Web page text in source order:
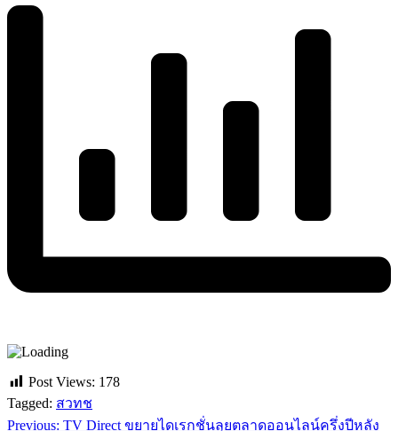
Post Views: 178
Tagged: สวทช
Previous: TV Direct ขยายไดเรกชั่นลุยตลาดออนไลน์ครึ่งปีหลัง